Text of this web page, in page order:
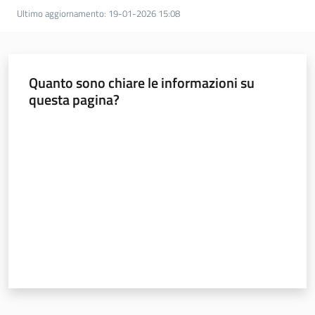
Novità
Leggi Atti Bandi
Ultimo aggiornamento: 19-01-2026 15:08
Quanto sono chiare le informazioni su
questa pagina?